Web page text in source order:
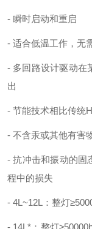
- 瞬时启动和重启
- 适合低温工作，无
- 多回路设计驱动在
出
- 节能技术相比传统
- 不含汞或其他有害
- 抗冲击和振动的固
程中的损失
- 4L~12L：整灯
- 14L*：整灯